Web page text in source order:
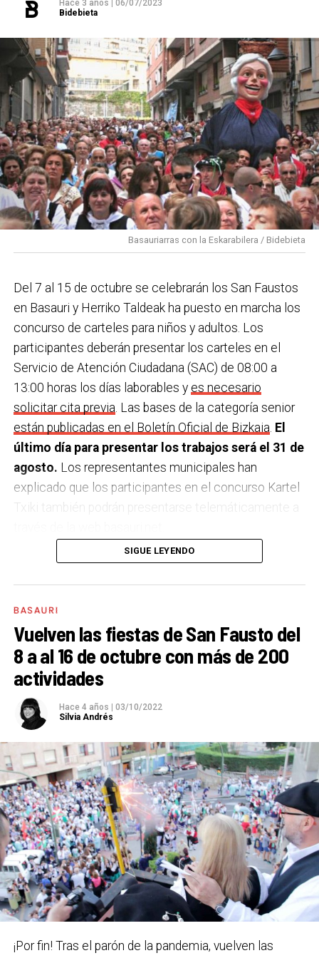
Hace 3 años
06/07/2023
Bidebieta
Basauriarras con la Eskarabilera / Bidebieta
Del 7 al 15 de octubre se celebrarán los San Faustos
en Basauri y Herriko Taldeak ha puesto en marcha los
concurso de carteles para niños y adultos. Los
participantes deberán presentar los carteles en el
Servicio de Atención Ciudadana (SAC) de 08:00 a
13:00 horas los días laborables y es necesario
solicitar cita previa . Las bases de la categoría senior
están publicadas en el Boletín Oficial de Bizkaia El
último día para presentar los trabajos será el 31 de
agosto. Los representantes municipales han
explicado que los participantes en el concurso Kartel
Txiki también podrán presentarse telemáticamente a
El único requisito para participar en el concurso es el
siguiente texto figure en el cartel. Además, los
Basauri.:
SAN FAUSTO 2023
BASAURI
7 octubre – 15 octubre
SIGUE LEYENDO
BASAURI
Vuelven las fiestas de San Fausto del
8 a al 16 de octubre con más de 200
actividades
Hace 4 años | 03/10/2022
Silvia Andrés
¡Por fin! Tras el parón de la pandemia, vuelven las